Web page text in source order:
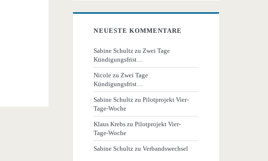
NEUESTE KOMMENTARE
Sabine Schultz zu Zwei Tage
Kündigungsfrist…
Nicole zu Zwei Tage
Kündigungsfrist…
Sabine Schultz zuPilotprojekt Vier-
Tage-Woche
Klaus Krebs zuPilotprojekt Vier-
Tage-Woche
Sabine Schultz zuVerbandswechsel